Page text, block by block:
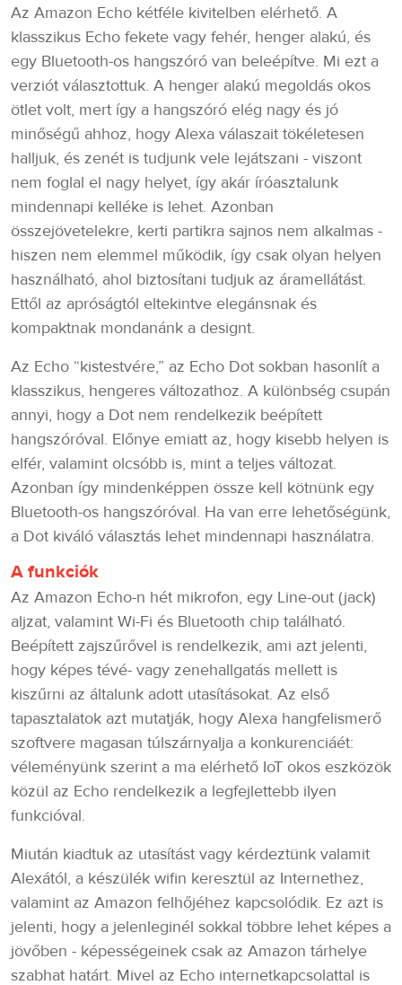
Az Amazon Echo kétféle kivitelben elérhető. A
klasszikus Echo fekete vagy fehér, henger alakú, és
egy Bluetooth-os hangszóró van beleépítve. Mi ezt a
verziót választottuk. A henger alakú megoldás okos
ötlet volt, mert így a hangszóró elég nagy és jó
minőségű ahhoz, hogy Alexa válaszait tökéletesen
halljuk, és zenét is tudjunk vele lejátszani - viszont
nem foglal el nagy helyet, így akár íróasztalunk
mindennapi kelléke is lehet. Azonban
összejövetelekre, kerti partikra sajnos nem alkalmas -
hiszen nem elemmel működik, így csak olyan helyen
használható, ahol biztosítani tudjuk az áramellátást.
Ettől az apróságtól eltekintve elegánsnak és
kompaktnak mondanánk a designt.
Az Echo “kistestvére,” az Echo Dot sokban hasonlít a
klasszikus, hengeres változathoz. A különbség csupán
annyi, hogy a Dot nem rendelkezik beépített
hangszóróval. Előnye emiatt az, hogy kisebb helyen is
elfér, valamint olcsóbb is, mint a teljes változat.
Azonban így mindenképpen össze kell kötnünk egy
Bluetooth-os hangszóróval. Ha van erre lehetőségünk,
a Dot kiváló választás lehet mindennapi használatra.
A funkciók
Az Amazon Echo-n hét mikrofon, egy Line-out (jack)
aljzat, valamint Wi-Fi és Bluetooth chip található.
Beépített zajszűrővel is rendelkezik, ami azt jelenti,
hogy képes tévé- vagy zenehallgatás mellett is
kiszűrni az általunk adott utasításokat. Az első
tapasztalatok azt mutatják, hogy Alexa hangfelismerő
szoftvere magasan túlszárnyalja a konkurenciáét:
véleményünk szerint a ma elérhető IoT okos eszközök
közül az Echo rendelkezik a legfejlettebb ilyen
funkcióval.
Miután kiadtuk az utasítást vagy kérdeztünk valamit
Alexától, a készülék wifin keresztül az Internethez,
valamint az Amazon felhőjéhez kapcsolódik. Ez azt is
jelenti, hogy a jelenleginél sokkal többre lehet képes a
jövőben - képességeinek csak az Amazon tárhelye
szabhat határt. Mivel az Echo internetkapcsolattal is